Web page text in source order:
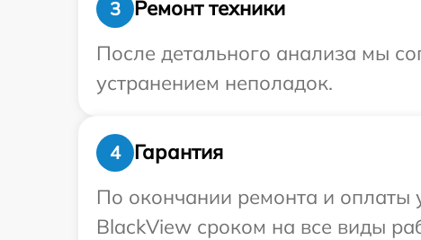
3
Ремонт техники
После детального анализа мы
устранением неполадок.
4
Гарантия
По окончании ремонта и оплаты
BlackView сроком на все виды